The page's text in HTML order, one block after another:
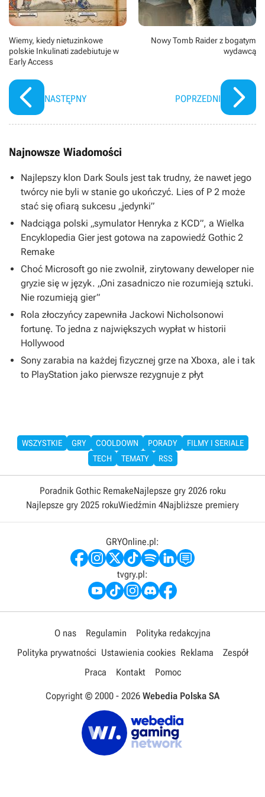
Budge. Zdjęcia kręcono w Nowej Zelandii.
Wiemy, kiedy nietuzinkowe
polskie Inkulinati zadebiutuje w
Early Access
NASTĘPNY
Nowy Tomb Raider z bogatym
wydawcą
POPRZEDNI
Najnowsze Wiadomości
Najlepszy klon Dark Souls jest tak trudny, że nawet jego
twórcy nie byli w stanie go ukończyć. Lies of P 2 może
stać się ofiarą sukcesu „jedynki”
Nadciąga polski „symulator Henryka z KCD”, a Wielka
Encyklopedia Gier jest gotowa na zapowiedź Gothic 2
Remake
Choć Microsoft go nie zwolnił, zirytowany deweloper nie
gryzie się w język. „Oni zasadniczo nie rozumieją sztuki.
Nie rozumieją gier”
Rola złoczyńcy zapewniła Jackowi Nicholsonowi
fortunę. To jedna z największych wypłat w historii
Hollywood
Sony zarabia na każdej fizycznej grze na Xboxa, ale i tak
to PlayStation jako pierwsze rezygnuje z płyt
WSZYSTKIE GRY COOLDOWN PORADY
FILMY I SERIALE
TECH
TEMATY RSS
Poradnik Gothic RemakeNajlepsze gry 2026 roku
Najlepsze gry 2025 rokuWiedźmin 4Najbliższe premiery
GRYOnline.pl:
tvgry.pl:
O nas Regulamin
Polityka redakcyjna
Polityka prywatności Ustawienia cookies Reklama
Zespół
Praca
Kontakt Pomoc
Copyright © 2000 - 2026 Webedia Polska SA